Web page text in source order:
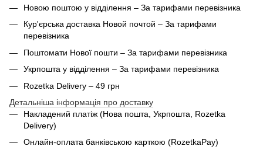
Новою поштою у відділення – За тарифами перевізника
Кур'єрська доставка Новой почтой – За тарифами
перевізника
Поштомати Нової пошти – За тарифами перевізника
Укрпошта у відділення – За тарифами перевізника
Rozetka Delivery – 49 грн
Детальніша інформація про доставку
Накладений платіж (Нова пошта, Укрпошта, Rozetka
Delivery)
Онлайн-оплата банківською карткою (RozetkaPay)